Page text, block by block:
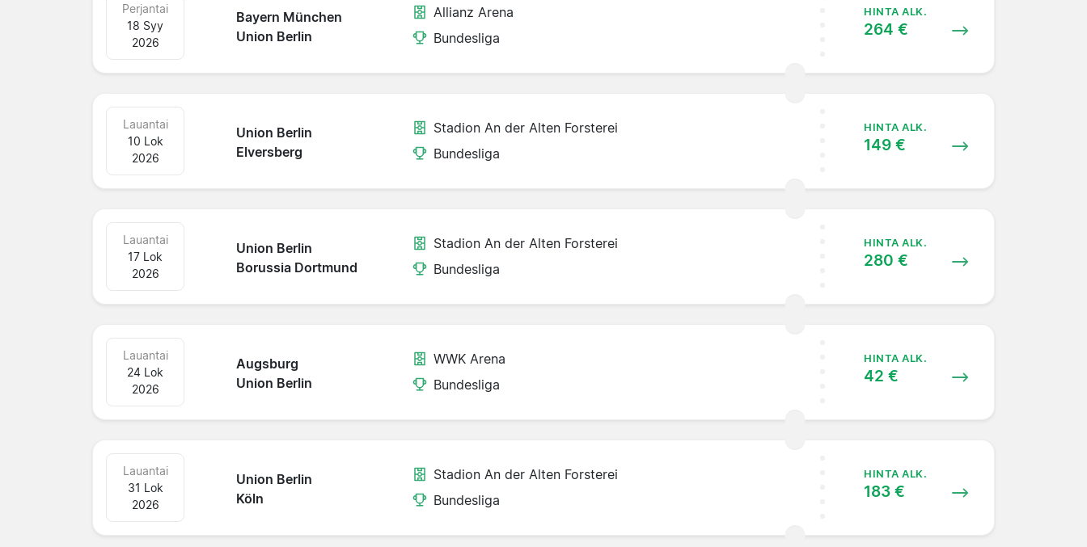
Bayern München
Union Berlin
Perjantai
18 Syy
2026
Allianz Arena
Bundesliga
HINTA ALK.
264 €
Union Berlin
Elversberg
Lauantai
10 Lok
2026
Stadion An der Alten Forsterei
Bundesliga
HINTA ALK.
149 €
Union Berlin
Borussia Dortmund
Lauantai
17 Lok
2026
Stadion An der Alten Forsterei
Bundesliga
HINTA ALK.
280 €
Augsburg
Union Berlin
Lauantai
24 Lok
2026
WWK Arena
Bundesliga
HINTA ALK.
42 €
Union Berlin
Köln
Lauantai
31 Lok
2026
Stadion An der Alten Forsterei
Bundesliga
HINTA ALK.
183 €